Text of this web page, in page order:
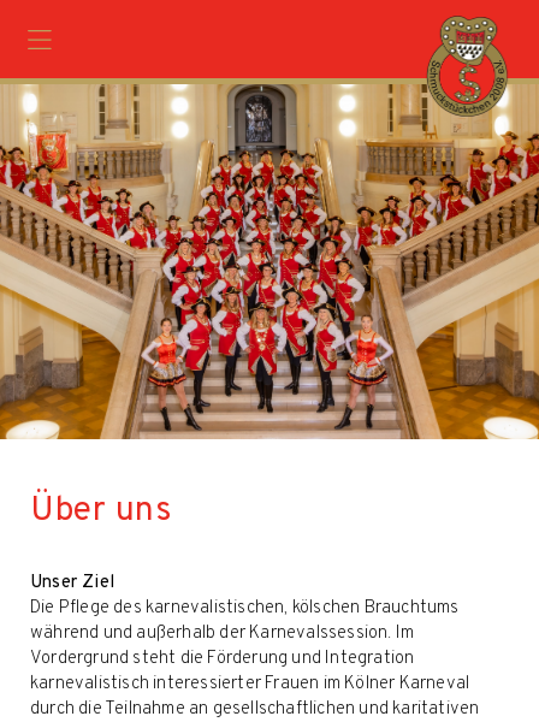
Über uns
Unser Ziel
Die Pflege des karnevalistischen, kölschen Brauchtums
während und außerhalb der Karnevalssession. Im
Vordergrund steht die Förderung und Integration
karnevalistisch interessierter Frauen im Kölner Karneval
durch die Teilnahme an gesellschaftlichen und karitativen